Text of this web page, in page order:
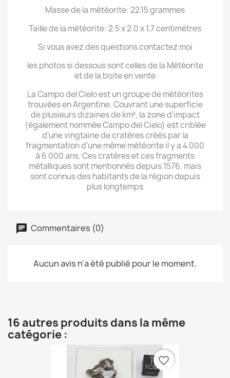
Masse de la météorite: 22.15 grammes
Taille de la météorite: 2.5 x 2.0 x 1.7 centimètres
Si vous avez des questions contactez moi
les photos si dessous sont celles de la Météorite
et de la boite en vente
La Campo del Cielo est un groupe de météorites
trouvées en Argentine. Couvrant une superficie
de plusieurs dizaines de km², la zone d'impact
(également nommée Campo del Cielo) est criblée
d'une vingtaine de cratères créés par la
fragmentation d'une même météorite il y a 4 000
à 6 000 ans. Ces cratères et ces fragments
métalliques sont mentionnés depuis 1576, mais
sont connus des habitants de la région depuis
plus longtemps
Commentaires (0)
Aucun avis n'a été publié pour le moment.
16 autres produits dans la même
catégorie :
favorite_border